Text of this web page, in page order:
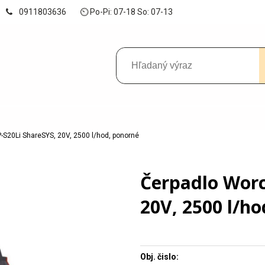
0911803636 ⏲ Po-Pi: 07-18 So: 07-13
ShareSYS, 20V, 2500 l/hod, ponorné
Čerpadlo
20V, 2500 l/
Obj. čislo: